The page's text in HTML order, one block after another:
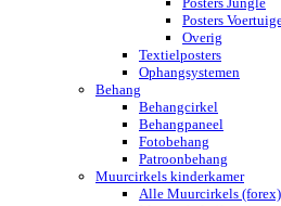
Posters
Overig
Textielposters
Ophangsystemen
Behang
Behangcirkel
Behangpaneel
Fotobehang
Patroonbehang
Muurcirkels kinderkamer
Alle Muurcirkels (forex)